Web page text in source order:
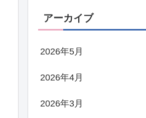
アーカイブ
2026年5月
2026年4月
2026年3月